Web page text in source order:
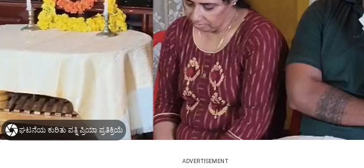
ಘಟನೆಯ ಕುರಿತು ಪತ್ನಿ ಪ್ರಿಯಾ ಪ್ರತಿಕ್ರಿಯೆ
ADVERTISEMENT